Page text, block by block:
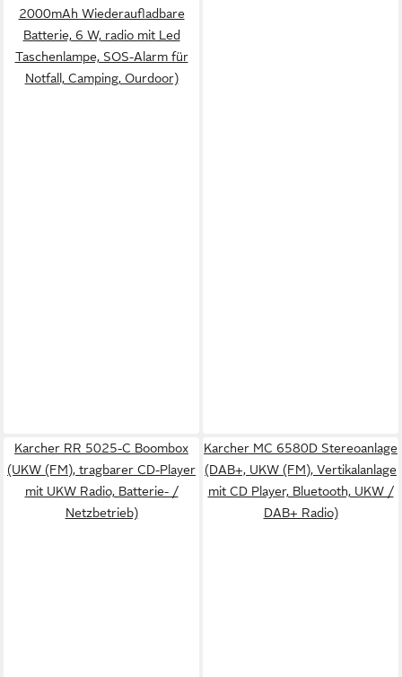
2000mAh Wiederaufladbare
Batterie, 6 W, radio mit Led
Taschenlampe, SOS-Alarm für
Notfall, Camping, Ourdoor)
Karcher RR 5025-C Boombox
(UKW (FM), tragbarer CD-Player
mit UKW Radio, Batterie- /
Netzbetrieb)
Karcher MC 6580D Stereoanlage
(DAB+, UKW (FM), Vertikalanlage
mit CD Player, Bluetooth, UKW /
DAB+ Radio)